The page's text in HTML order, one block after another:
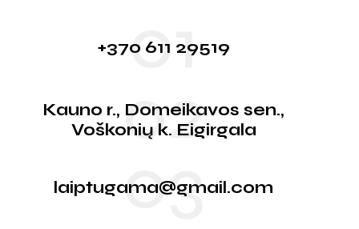
01
+370 611 29519
02
Kauno r., Domeikavos sen.,
Voškonių k. Eigirgala
03
laiptugama@gmail.com